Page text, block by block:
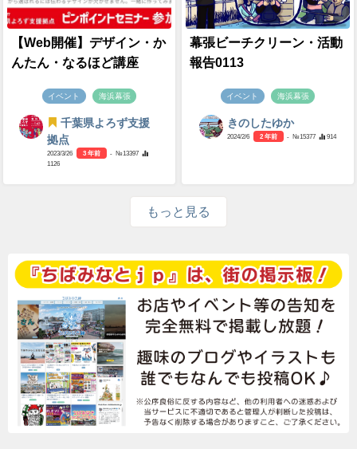
【Web開催】デザイン・か
んたん・なるほど講座
イベント 海浜幕張
千葉県よろず支援
拠点
2023/3/26 3 年前
- №13397
1126
幕張ビーチクリーン・活動
報告0113
イベント 海浜幕張
きのしたゆか
2024/2/6 2 年前 - №15377 914
もっと見る